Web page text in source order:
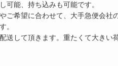
可能、持ち込みも可能です。
ご希望に合わせて、大手急便会社
。
送して頂きます。重たくて大きい